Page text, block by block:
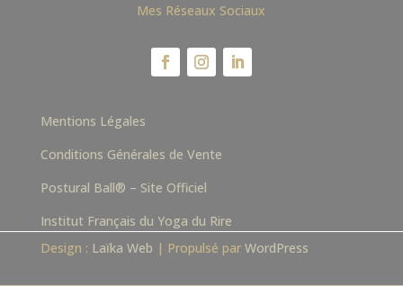
Mes Réseaux Sociaux
Mentions Légales
Conditions Générales de Vente
Postural Ball® – Site Officiel
Institut Français du Yoga du Rire
Design : Laïka Web | Propulsé par WordPress